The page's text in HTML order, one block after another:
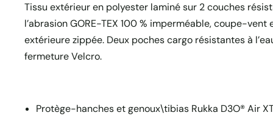
Tissu extérieur en polyester laminé sur 2 couches
l’abrasion GORE-TEX 100 % imperméable, coupe-
extérieure zippée. Deux poches cargo résistantes à
fermeture Velcro.
Protège-hanches et genoux\tibias Rukka D3O® Air